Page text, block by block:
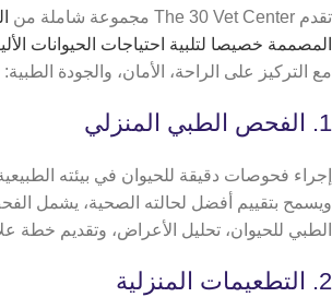
تقدم The 30 Vet Center مجموعة شاملة من
المصممة خصيصا لتلبية احتياجات الحيوانات
مع التركيز على الراحة، الأمان، والجودة الطبية:
1. الفحص الطبي المنزلي
إجراء فحوصات دقيقة للحيوان في بيئته
ويسمح بتقييم أفضل لحالته الصحية، يشمل
الطبي للحيوان، تحليل الأعراض، وتقديم خطة
2. التطعيمات المنزلية